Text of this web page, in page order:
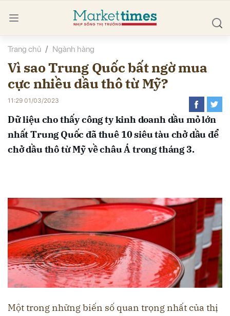
Trang chủ Ngành hàng
Vì sao Trung Quốc bất ngờ mua
cực nhiều dầu thô từ Mỹ?
11:29 01/03/2023
Dữ liệu cho thấy công ty kinh doanh dầu mỏ lớn
nhất Trung Quốc đã thuê 10 siêu tàu chở dầu để
chở dầu thô từ Mỹ về châu Á trong tháng 3.
Một trong những biến số quan trọng nhất của thị
luận
Hủy